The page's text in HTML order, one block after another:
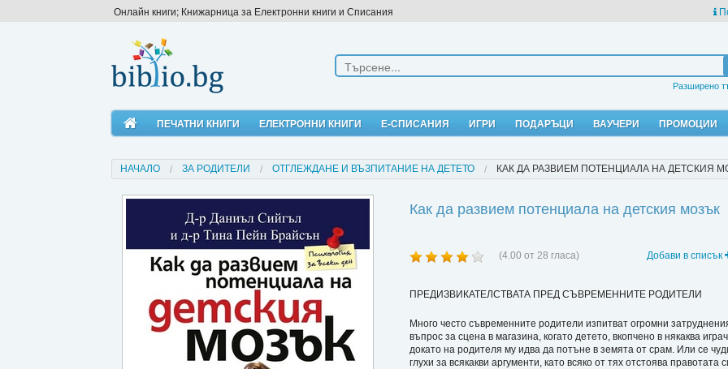
Онлайн книги; Книжарница за Електронни книги и Списания
Разширено
ПЕЧАТНИ КНИГИ ЕЛЕКТРОННИ КНИГИ Е-СПИСАНИЯ ИГРИ ПОДАРЪЦИ ВАУЧЕРИ ПРОМОЦИИ
НАЧАЛО ЗА РОДИТЕЛИ ОТГЛЕЖДАНЕ И ВЪЗПИТАНИЕ НА ДЕТЕТО КАК ДА РАЗВИЕМ ПОТЕНЦИАЛА НА ДЕТСКИЯ
Как да развием потенциала на детския мозък
(4.00 от 28 гласа) Добави в списък
ПРЕДИЗВИКАТЕЛСТВАТА ПРЕД СЪВРЕМЕННИТЕ РОДИТЕЛИ
Много често съвременните родители изпитват огромни
въпрос за сцена в магазина, когато детето, вкопчено в някаква
докато на родителя му идва да потъне в земята от срам. Или се
глухи за всякакви аргументи, като всяко от тях отстоява